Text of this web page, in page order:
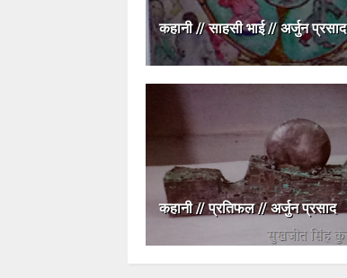
कहानी // साहसी भाई // अर्जुन प्रसाद
कहानी // प्रतिफल // अर्जुन प्रसाद